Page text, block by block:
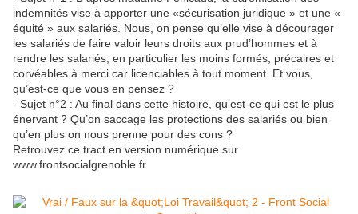
indemnités vise à apporter une «sécurisation juridique » et une «
équité » aux salariés. Nous, on pense qu’elle vise à décourager
les salariés de faire valoir leurs droits aux prud’hommes et à
rendre les salariés, en particulier les moins formés, précaires et
corvéables à merci car licenciables à tout moment. Et vous,
qu’est-ce que vous en pensez ?
- Sujet n°2 : Au final dans cette histoire, qu’est-ce qui est le plus
énervant ? Qu’on saccage les protections des salariés ou bien
qu’en plus on nous prenne pour des cons ?
Retrouvez ce tract en version numérique sur
www.frontsocialgrenoble.fr